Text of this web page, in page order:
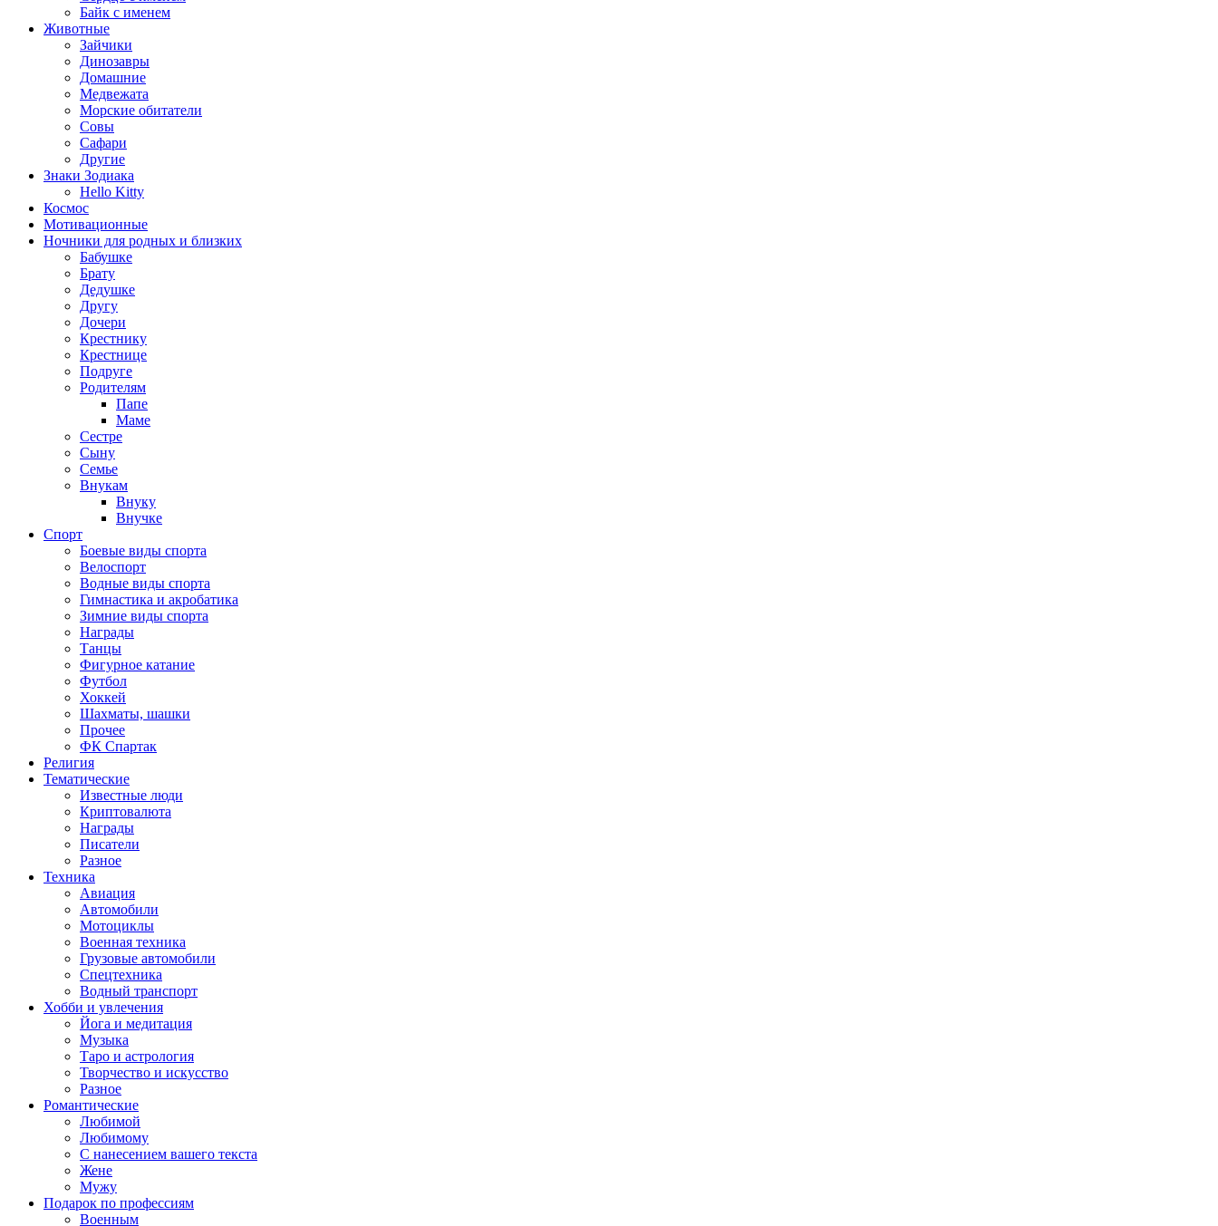
Байк с именем
Животные
Зайчики
Динозавры
Домашние
Медвежата
Морские обитатели
Совы
Сафари
Другие
Знаки Зодиака
Hello Kitty
Космос
Мотивационные
Ночники для родных и близких
Бабушке
Брату
Дедушке
Другу
Дочери
Крестнику
Крестнице
Подруге
Родителям
Папе
Маме
Сестре
Сыну
Семье
Внукам
Внуку
Внучке
Спорт
Боевые виды спорта
Велоспорт
Водные виды спорта
Гимнастика и акробатика
Зимние виды спорта
Награды
Танцы
Фигурное катание
Футбол
Хоккей
Шахматы, шашки
Прочее
ФК Спартак
Религия
Тематические
Известные люди
Криптовалюта
Награды
Писатели
Разное
Техника
Авиация
Автомобили
Мотоциклы
Военная техника
Грузовые автомобили
Спецтехника
Водный транспорт
Хобби и увлечения
Йога и медитация
Музыка
Таро и астрология
Творчество и искусство
Разное
Романтические
Любимой
Любимому
С нанесением вашего текста
Жене
Мужу
Подарок по профессиям
Военным